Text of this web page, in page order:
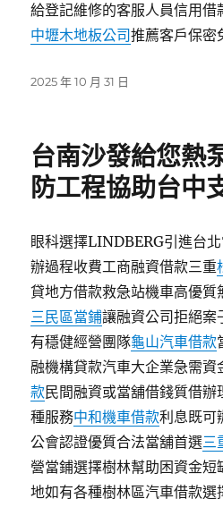
給登記維修的客服人員信用借
中壢木地板公司推薦客戶保密
發
2025 年 10 月 31 日
台南沙發給您熱
防工程協助台中
眼科選擇LINDBERG引進台
辦過程收費工商融資借款三重
貸地方借款救急站機車高優質
三民區當鋪讓融資公司拒絕案
有穩健經營團隊龜山汽車借款
融機構貸款汽車大企業急需資
款民間融資或當舖借錢質借
種服務中和機車借款利息既可
公會認證優質合法當舖首選三
營當鋪選擇樹林幫助困資金短
地如有各種樹林區汽車借款